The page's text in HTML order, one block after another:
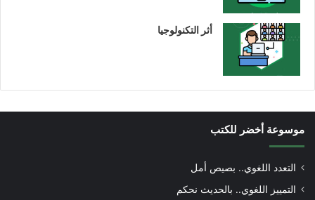
أثر التكنولوجيا
موسوعة أخضر للكتب
التعدد اللغوي.. بصيص أمل
التمييز اللغوي.. بالحديث نحكم